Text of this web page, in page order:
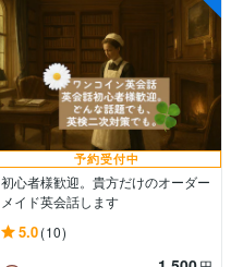
予約受付中
初心者様歓迎。貴方だけのオーダー
メイド英会話します
5.0(10)